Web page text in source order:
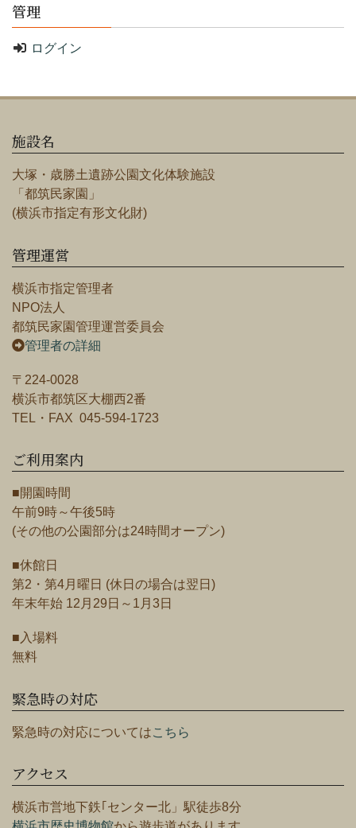
管理
ログイン
施設名
大塚・歳勝土遺跡公園文化体験施設
「都筑民家園」
(横浜市指定有形文化財)
管理運営
横浜市指定管理者
NPO法人
都筑民家園管理運営委員会
管理者の詳細
〒224-0028
横浜市都筑区大棚西2番
TEL・FAX 045-594-1723
ご利用案内
■開園時間
午前9時～午後5時
(その他の公園部分は24時間オープン)
■休館日
第2・第4月曜日 (休日の場合は翌日)
年末年始 12月29日～1月3日
■入場料
無料
緊急時の対応
緊急時の対応についてはこちら
アクセス
横浜市営地下鉄｢センター北」駅徒歩8分